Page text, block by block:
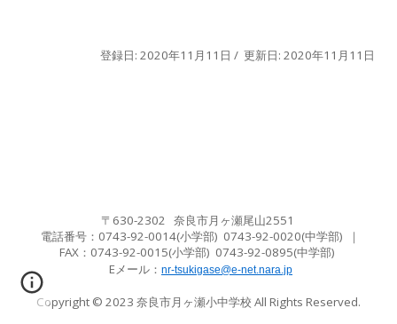
登録日: 2020年11月11日 / 更新日: 2020年11月11日
〒630-2302 奈良市月ヶ瀬尾山2551
電話番号：0743-92-0014(小学部) 0743-92-0020(中学部) ｜
FAX： 0743-92-0015(小学部) 0743-92-0895(中学部)
Eメール ： nr-tsukigase@e-net.nara.jp
Copyright © 2023 奈良市月ヶ瀬小中学校 All Rights Reserved.